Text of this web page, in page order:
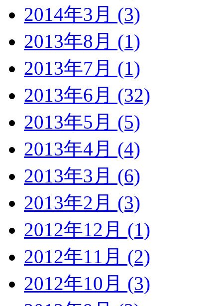
2014年3月 (3)
2013年8月 (1)
2013年7月 (1)
2013年6月 (32)
2013年5月 (5)
2013年4月 (4)
2013年3月 (6)
2013年2月 (3)
2012年12月 (1)
2012年11月 (2)
2012年10月 (3)